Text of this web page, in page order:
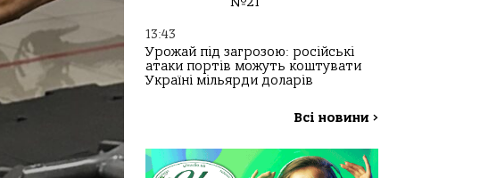
13:43
Урожай під загрозою: російські
атаки портів можуть коштувати
Україні мільярди доларів
Всі новини >